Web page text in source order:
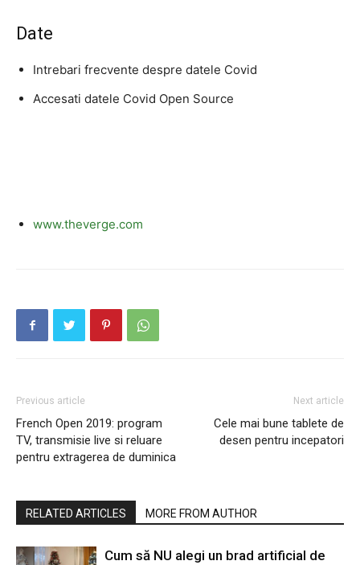
Date
Intrebari frecvente despre datele Covid
Accesati datele Covid Open Source
www.theverge.com
Previous article
French Open 2019: program
TV, transmisie live si reluare
pentru extragerea de duminica
Next article
Cele mai bune tablete de
desen pentru incepatori
RELATED ARTICLES MORE FROM AUTHOR
Cum să NU alegi un brad artificial de